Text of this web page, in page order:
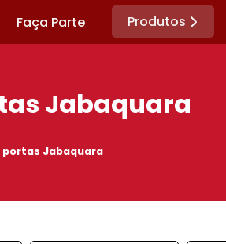
Faça Parte Produtos
Jabaquara
portas Jabaquara